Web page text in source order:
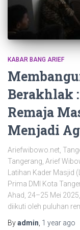
KABAR BANG ARIEF
Berakhlak
Remaja
Menjadi
Ariefwibowo.net,
Tangerang, Arief
Latihan Kader Masjid
Prima DMI Kota
Ahad, 24–25 Mei
diikuti oleh puluhan
Byadmin 1 year ago